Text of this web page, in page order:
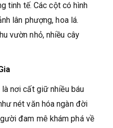
tinh tế. Các cột có hình
lân phượng, hoa lá.
vườn nhỏ, nhiều cây
là nơi cất giữ nhiều báu
nét văn hóa ngàn đời
đam mê khám phá về